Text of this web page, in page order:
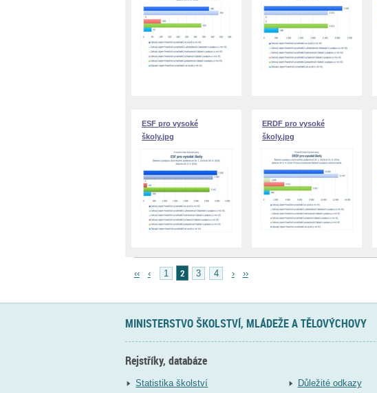
ESF pro vysoké
školy.jpg
ERDF pro vysoké
školy.jpg
‹‹ ‹ 1 2 3 4 › ››
MINISTERSTVO ŠKOLSTVÍ, MLÁDEŽE A TĚLOVÝCHOVY
Rejstříky, databáze
Statistika školství Důležité odkazy